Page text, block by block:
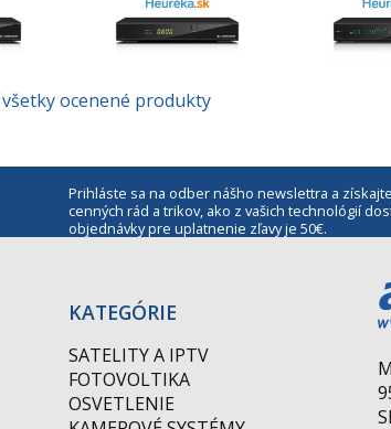
ocenené produkty
Prihláste sa na odber nášho newslettra a
cenných rád a trikov, ako z vašich technológií
objednávky pre uplatnenie zľavy je 50€.
KATEGÓRIE
SATELITY A IPTV
FOTOVOLTIKA
OSVETLENIE